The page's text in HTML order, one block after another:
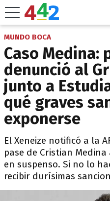
MUNDO BOCA
Caso Medina:
denunció al
junto a
qué graves
exponerse
El Xeneize notificó a la
pase de Cristian
en suspenso. Si no lo
recibir durísimas